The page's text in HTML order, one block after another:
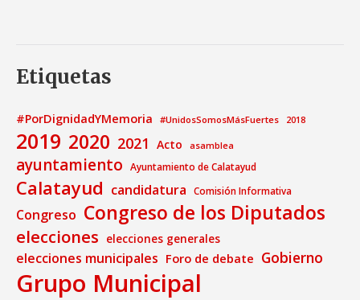
Etiquetas
#PorDignidadYMemoria #UnidosSomosMásFuertes 2018
2019 2020 2021 Acto asamblea
ayuntamiento Ayuntamiento de Calatayud
Calatayud candidatura Comisión Informativa
Congreso Congreso de los Diputados
elecciones elecciones generales
elecciones municipales Foro de debate Gobierno
Grupo Municipal